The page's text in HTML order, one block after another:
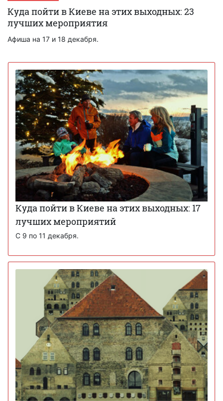
Куда пойти в Киеве на этих выходных: 23
лучших мероприятия
Афиша на 17 и 18 декабря.
Куда пойти в Киеве на этих выходных: 17
лучших мероприятий
С 9 по 11 декабря.